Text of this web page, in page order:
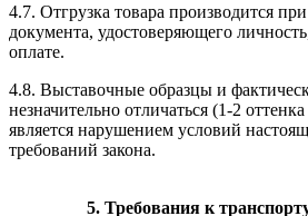
4.7. Отгрузка товара производится
документа, удостоверяющего
оплате.
4.8. Выставочные образцы и
незначительно отличаться (1-2
является нарушением условий
требований закона.
5. Требования к